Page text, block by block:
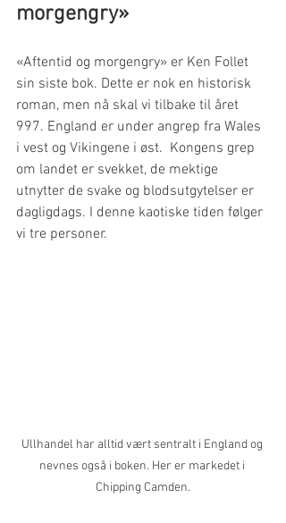
morgengry»
«Aftentid og morgengry» er Ken Follet
sin siste bok. Dette er nok en historisk
roman, men nå skal vi tilbake til året
997. England er under angrep fra Wales
i vest og Vikingene i øst.  Kongens grep
om landet er svekket, de mektige
utnytter de svake og blodsutgytelser er
dagligdags. I denne kaotiske tiden følger
vi tre personer.
Ullhandel har alltid vært sentralt i England og
nevnes også i boken. Her er markedet i
Chipping Camden.